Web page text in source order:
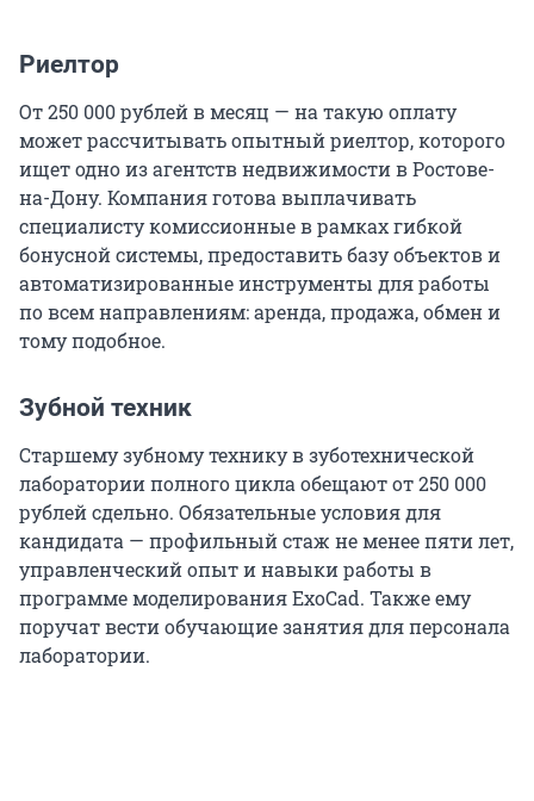
Риелтор
От 250 000 рублей в месяц — на такую оплату
может рассчитывать опытный риелтор, которого
ищет одно из агентств недвижимости в Ростове-
на-Дону. Компания готова выплачивать
специалисту комиссионные в рамках гибкой
бонусной системы, предоставить базу объектов и
автоматизированные инструменты для работы
по всем направлениям: аренда, продажа, обмен и
тому подобное.
Зубной техник
Старшему зубному технику в зуботехнической
лаборатории полного цикла обещают от 250 000
рублей сдельно. Обязательные условия для
кандидата — профильный стаж не менее пяти лет,
управленческий опыт и навыки работы в
программе моделирования ExoCad. Также ему
поручат вести обучающие занятия для персонала
лаборатории.